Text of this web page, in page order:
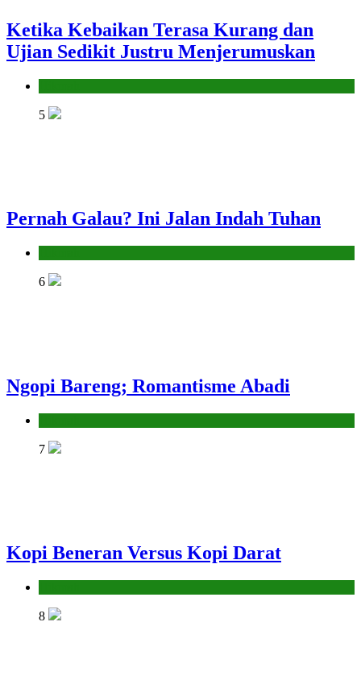
Ketika Kebaikan Terasa Kurang dan
Ujian Sedikit Justru Menjerumuskan
5
Pernah Galau? Ini Jalan Indah Tuhan
6
Ngopi Bareng; Romantisme Abadi
7
Kopi Beneran Versus Kopi Darat
8